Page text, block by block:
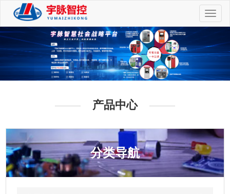
切
换
航
产品中心
分类导航